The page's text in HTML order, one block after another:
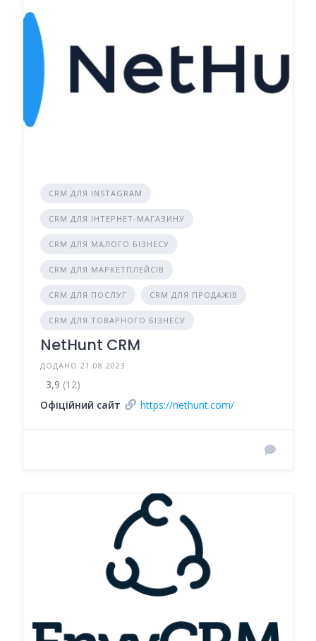
CRM ДЛЯ INSTAGRAM
CRM ДЛЯ ІНТЕРНЕТ-МАГАЗИНУ
CRM ДЛЯ МАЛОГО БІЗНЕСУ
CRM ДЛЯ МАРКЕТПЛЕЙСІВ
CRM ДЛЯ ПОСЛУГ CRM ДЛЯ ПРОДАЖІВ
CRM ДЛЯ ТОВАРНОГО БІЗНЕСУ
NetHunt CRM
ДОДАНО 21.08.2023
3,9 (12)
Офіційний сайт
https://nethunt.com/